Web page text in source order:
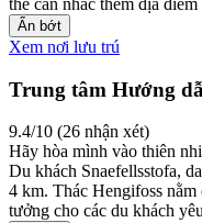
Ẩn bớt
Xem nơi lưu trú
Trung tâm Hướng
9.4/10 (26 nhận xét)
Hãy hòa mình vào thiên
Du khách Snaefellsstofa,
4 km. Thác Hengifoss
tưởng cho các du khách